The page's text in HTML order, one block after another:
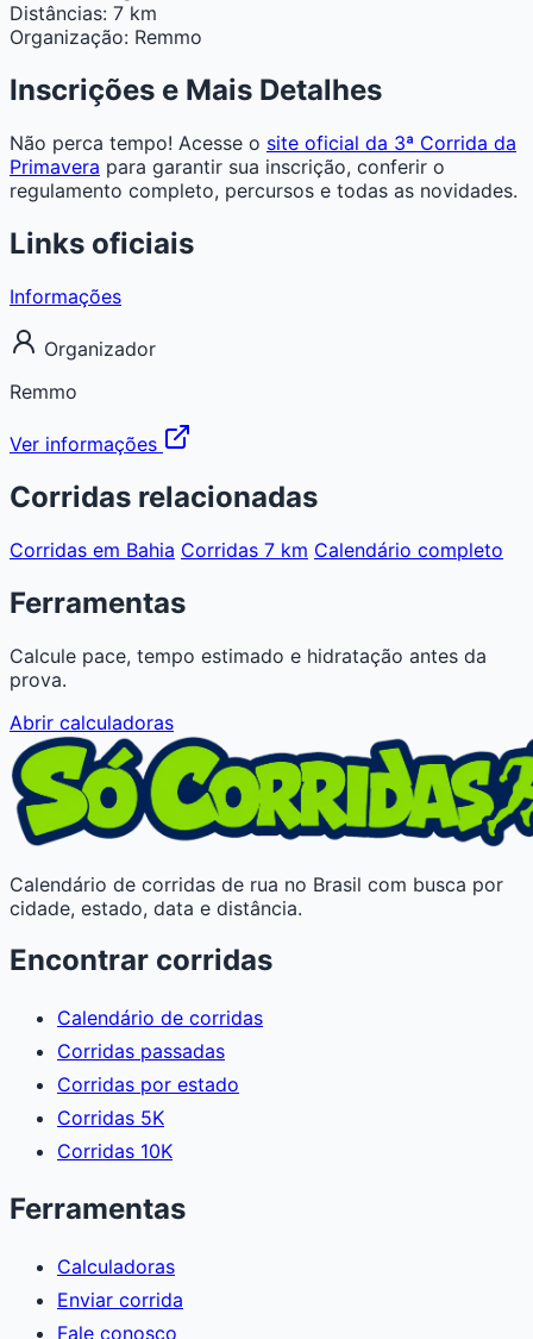
Distâncias: 7 km
Organização: Remmo
Inscrições e Mais Detalhes
Não perca tempo! Acesse o site oficial da 3ª Corrida da
Primavera para garantir sua inscrição, conferir o
regulamento completo, percursos e todas as novidades.
Links oficiais
Informações
Organizador
Remmo
Ver informações
Corridas relacionadas
Corridas em Bahia Corridas 7 km Calendário completo
Ferramentas
Calcule pace, tempo estimado e hidratação antes da
prova.
Abrir calculadoras
Calendário de corridas de rua no Brasil com busca por
cidade, estado, data e distância.
Encontrar corridas
Calendário de corridas
Corridas passadas
Corridas por estado
Corridas 5K
Corridas 10K
Ferramentas
Calculadoras
Enviar corrida
Fale conosco